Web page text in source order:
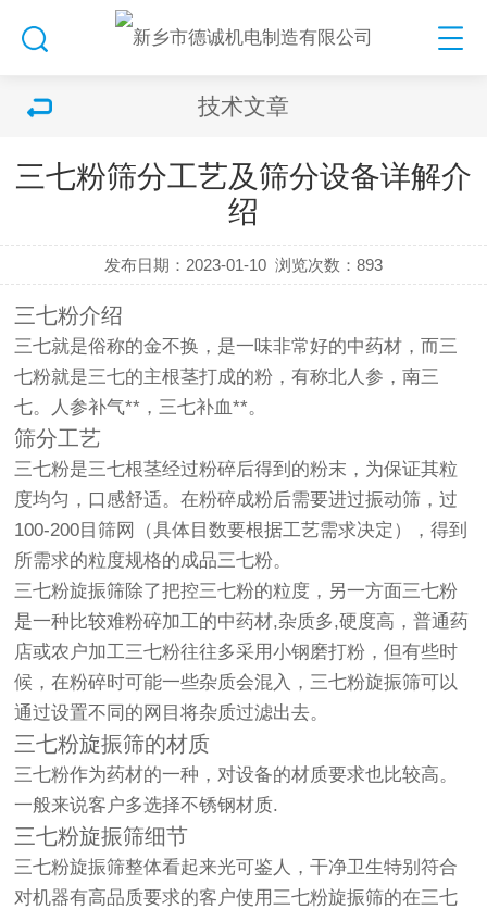
技术文章
三七粉筛分工艺及筛分设备详解介
绍
发布日期：2023-01-10 浏览次数：893
三七粉介绍
三七就是俗称的金不换，是一味非常好的中药材，而三
七粉就是三七的主根茎打成的粉，有称北人参，南三
七。人参补气**，三七补血**。
筛分工艺
三七粉是三七根茎经过粉碎后得到的粉末，为保证其粒
度均匀，口感舒适。在粉碎成粉后需要进过振动筛 ，过
100-200目筛网（具体目数要根据工艺需求决定），得到
所需求的粒度规格的成品三七粉。
三七粉旋振筛除了把控三七粉的粒度，另一方面三七粉
是一种比较难粉碎加工的中药材,杂质多,硬度高，普通药
店或农户加工三七粉往往多采用小钢磨打粉，但有些时
候，在粉碎时可能一些杂质会混入，三七粉旋振筛可以
通过设置不同的网目将杂质过滤出去。
三七粉旋振筛的材质
三七粉作为药材的一种，对设备的材质要求也比较高。
一般来说客户多选择不锈钢材质.
三七粉旋振筛细节
三七粉旋振筛整体看起来光可鉴人，干净卫生特别符合
对机器有高品质要求的客户使用三七粉旋振筛的在三七